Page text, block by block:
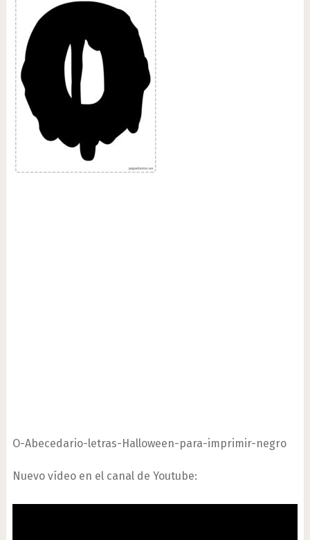
O-Abecedario-letras-Halloween-para-imprimir-negro
Nuevo vídeo en el canal de Youtube: